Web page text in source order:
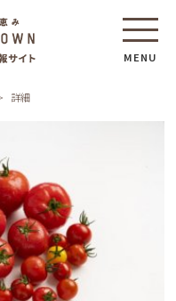
MENU
詳細